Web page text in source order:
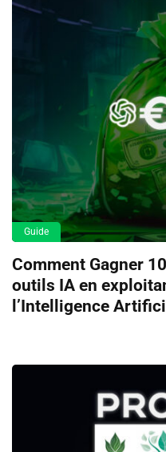
Guide
Comment Gagner
outils IA en
l’Intelligence